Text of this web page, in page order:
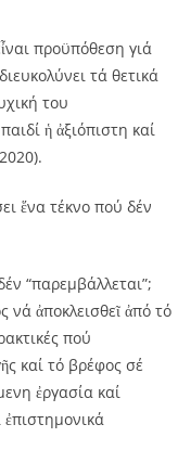
προϋπόθεση γιά
τά θετικά
του
ἡ ἀξιόπιστη καί
ἕνα τέκνο πού δέν
“παρεμβάλλεται”;
νά ἀποκλεισθεῖ ἀπό τό
πού
καί τό βρέφος σέ
ἐργασία καί